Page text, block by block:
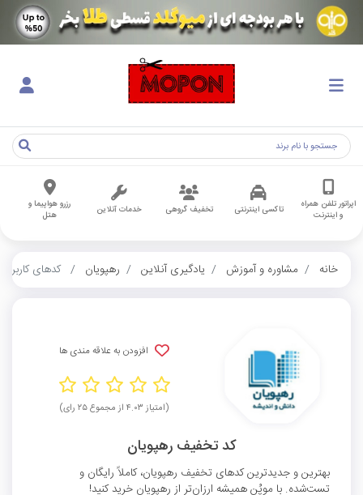
اپراتور تلفن همراه
و اینترنت
تاکسی اینترنتی تخفیف گروهی خدمات آنلاین
رزرو هواپیما و
هتل
خانه مشاوره و آموزش یادگیری آنلاین رهپویان کدهای کاربران
افزودن به علاقه مندی ها
(امتیاز ۴.۰۳ از مجموع ۲۵ رای)
کد تخفیف رهپویان
بهترین و جدیدترین کدهای تخفیف رهپویان، کاملاً رایگان و
تست‌شده. با موپُن همیشه ارزان‌تر از رهپویان خرید کنید!